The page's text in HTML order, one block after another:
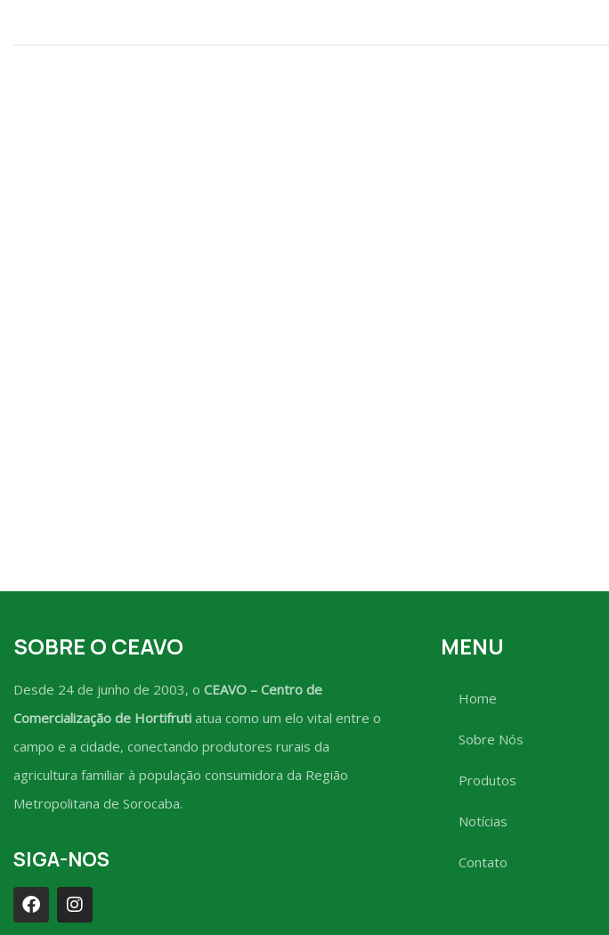
SOBRE O CEAVO
Desde 24 de junho de 2003, o CEAVO – Centro de
Comercialização de Hortifruti atua como um elo vital entre o
campo e a cidade, conectando produtores rurais da
agricultura familiar à população consumidora da Região
Metropolitana de Sorocaba.
SIGA-NOS
MENU
Home
Sobre Nós
Produtos
Notícias
Contato